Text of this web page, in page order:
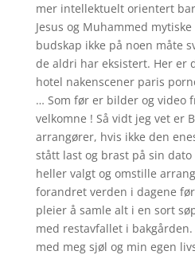
mer intellektuelt orientert
Jesus og Muhammed
budskap ikke på noen måte
de aldri har eksistert. Her er
hotel nakenscener paris
… Som før er bilder og video
velkomne ! Så vidt jeg vet er
arrangører, hvis ikke den
stått last og brast på sin
heller valgt og omstille
forandret verden i dagene
pleier å samle alt i en sort
med restavfallet i
med meg sjøl og min egen